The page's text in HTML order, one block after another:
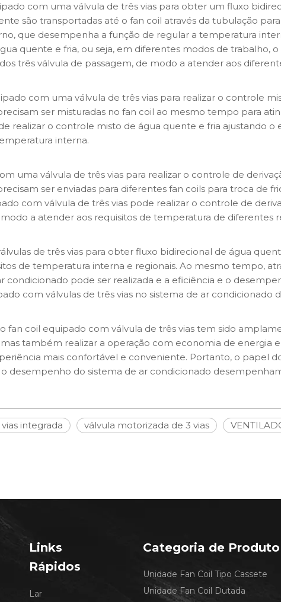
com uma válvula de três vias para obter um fluxo
são transportadas até o fan coil através da tubulação
que desempenha a função de regular a temperatura
quente e fria, ou seja, em diferentes modos de trabalho,
três válvula de passagem, de modo a atender aos
com uma válvula de três vias para realizar o controle
ser misturadas no fan coil ao mesmo tempo para
realizar o controle misto de água quente e fria ajustando o
interna.
uma válvula de três vias para realizar o controle de
ser enviadas para diferentes fan coils para troca de
com válvula de três vias pode realizar o controle de
a atender aos requisitos de temperatura de diferentes
de três vias para obter fluxo bidirecional de água
de temperatura interna e regionais. Ao mesmo tempo,
condicionado pode ser realizada e a eficiência e o
com válvulas de três vias no sistema de ar
fan coil equipado com válvula de três vias tem sido
também realizar a operação com economia de energia
mais confortável e conveniente. Portanto, o papel
desempenho do sistema de ar condicionado
integrada válvula motorizada de 3 vias
Links
Rápidos
Lar
Categoria de Produto
Unidade Fan Coil Tipo Cassete
Unidade Fan Coil Dutada